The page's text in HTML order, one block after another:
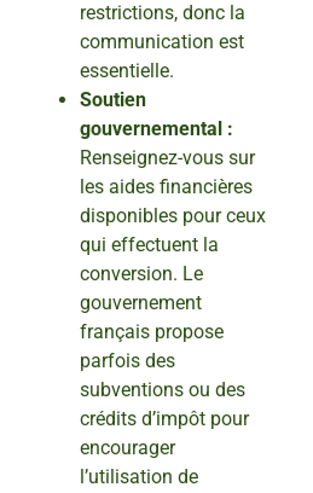
restrictions, donc la
communication est
essentielle.
Soutien
gouvernemental :
Renseignez-vous sur
les aides financières
disponibles pour ceux
qui effectuent la
conversion. Le
gouvernement
français propose
parfois des
subventions ou des
crédits d’impôt pour
encourager
l’utilisation de